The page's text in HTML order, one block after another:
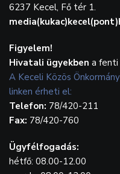
6237 Kecel, Fő tér 1.
Figyelem!
Hivatali ügyekben a fenti
A Keceli Közös
linken érheti el:
Telefon: 78/420-211
Fax: 78/420-760
Ügyfélfogadás:
hétfő: 08.00-12.00